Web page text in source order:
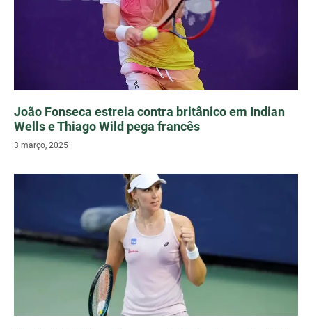
João Fonseca estreia contra britânico em Indian
Wells e Thiago Wild pega francês
3 março, 2025